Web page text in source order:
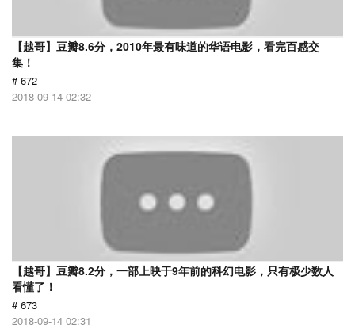
【越哥】豆瓣8.6分，2010年最有味道的华语电影，看完百感交
集！
# 672
2018-09-14 02:32
【越哥】豆瓣8.2分，一部上映于9年前的科幻电影，只有极少数人
看懂了！
# 673
2018-09-14 02:31